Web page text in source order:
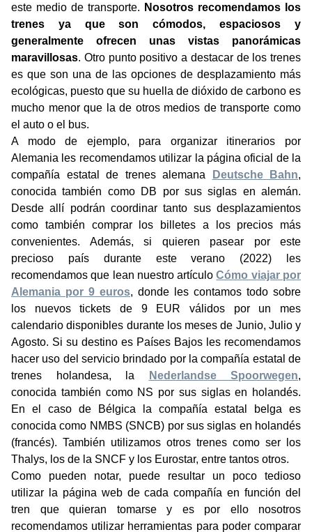
este medio de transporte. Nosotros recomendamos los
trenes ya que son cómodos, espaciosos y
generalmente ofrecen unas vistas panorámicas
maravillosas. Otro punto positivo a destacar de los trenes
es que son una de las opciones de desplazamiento más
ecológicas, puesto que su huella de dióxido de carbono es
mucho menor que la de otros medios de transporte como
el auto o el bus.
A modo de ejemplo, para organizar itinerarios por
Alemania les recomendamos utilizar la página oficial de la
compañía estatal de trenes alemana
Deutsche Bahn,
conocida también como DB por sus siglas en alemán.
Desde allí podrán coordinar tanto sus desplazamientos
como también comprar los billetes a los precios más
convenientes. Además, si quieren pasear por este
precioso país durante este verano (2022) les
recomendamos que lean nuestro artículoCómo viajar por
Alemania por 9 euros, donde les contamos todo sobre
los nuevos tickets de 9 EUR válidos por un mes
calendario disponibles durante los meses de Junio, Julio y
Agosto. Si su destino es Países Bajos les recomendamos
hacer uso del servicio brindado por la compañía estatal de
trenes holandesa, la
Nederlandse Spoorwegen,
conocida también como NS por sus siglas en holandés.
En el caso de Bélgica la compañía estatal belga es
conocida como NMBS (SNCB) por sus siglas en holandés
(francés). También utilizamos otros trenes como ser los
Thalys, los de la SNCF y los Eurostar, entre tantos otros.
Como pueden notar, puede resultar un poco tedioso
utilizar la página web de cada compañía en función del
tren que quieran tomarse y es por ello nosotros
recomendamos utilizar herramientas para poder comparar